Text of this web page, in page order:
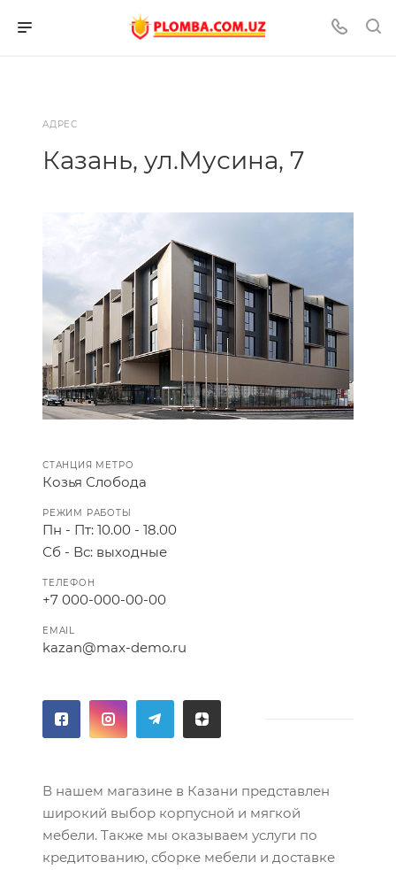
АДРЕС
Казань, ул.Мусина, 7
СТАНЦИЯ МЕТРО
Козья Слобода
РЕЖИМ РАБОТЫ
Пн - Пт: 10.00 - 18.00
Сб - Вс: выходные
ТЕЛЕФОН
+7 000-000-00-00
EMAIL
kazan@max-demo.ru
В нашем магазине в Казани представлен
широкий выбор корпусной и мягкой
мебели. Также мы оказываем услуги по
кредитованию, сборке мебели и доставке